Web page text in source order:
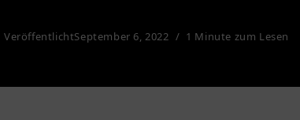
VeröffentlichtSeptember 6, 2022 1 Minute zum Lesen